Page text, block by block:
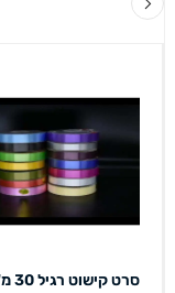
סרט קישוט רגיל 30 מ"מ